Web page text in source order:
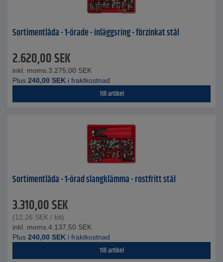
Sortimentlåda - 1-örade - inläggsring - förzinkat stål
2.620,00SEK
inkl. moms. 3.275,00 SEK
Plus 240,00 SEK i fraktkostnad
Till artikel
Sortimentlåda - 1-örad slangklämma - rostfritt stål
3.310,00SEK
(12,26 SEK / bit)
inkl. moms. 4.137,50 SEK
Plus 240,00 SEK i fraktkostnad
Till artikel